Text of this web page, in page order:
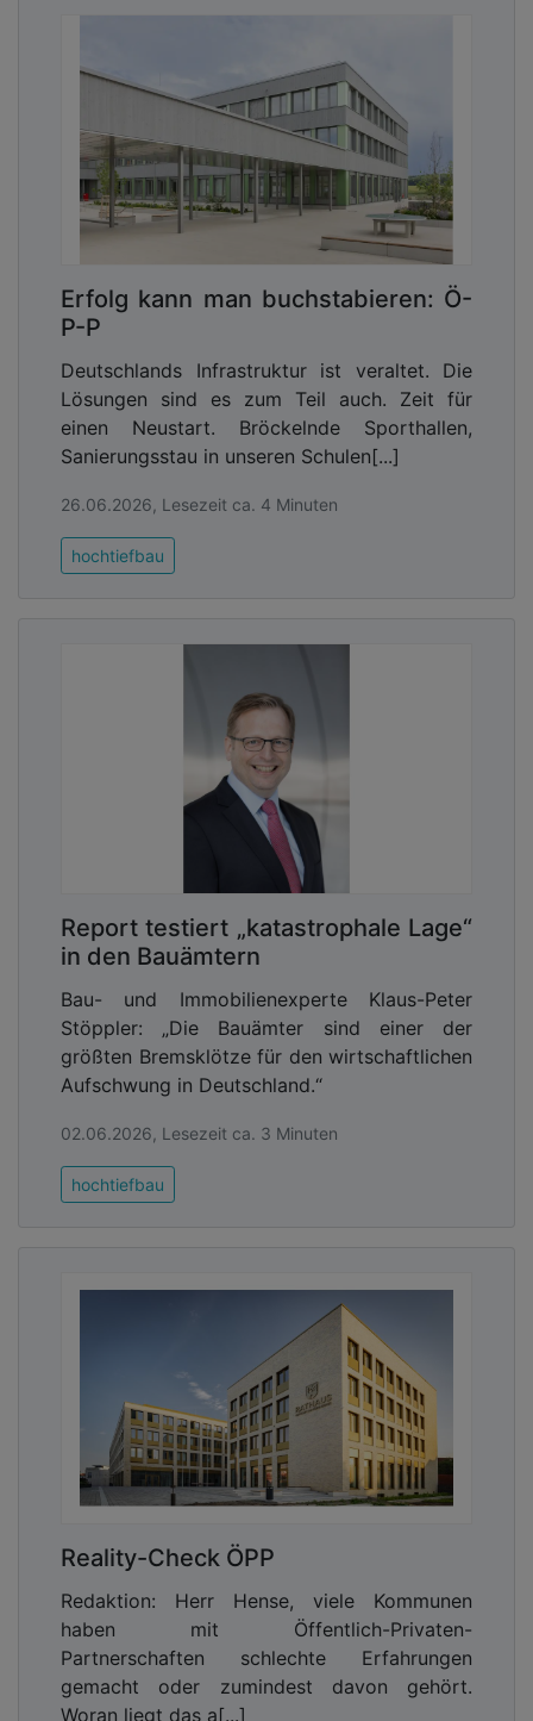
Erfolg kann man buchstabieren: Ö-
P-P
Deutschlands Infrastruktur ist veraltet. Die
Lösungen sind es zum Teil auch. Zeit für
einen Neustart. Bröckelnde Sporthallen,
Sanierungsstau in unseren Schulen[...]
26.06.2026, Lesezeit ca. 4 Minuten
hochtiefbau
Report testiert „katastrophale Lage“
in den Bauämtern
Bau- und Immobilienexperte Klaus-Peter
Stöppler: „Die Bauämter sind einer der
größten Bremsklötze für den wirtschaftlichen
Aufschwung in Deutschland.“
02.06.2026, Lesezeit ca. 3 Minuten
hochtiefbau
Reality-Check ÖPP
Redaktion: Herr Hense, viele Kommunen
haben mit Öffentlich-Privaten-
Partnerschaften schlechte Erfahrungen
gemacht oder zumindest davon gehört.
Woran liegt das a[...]